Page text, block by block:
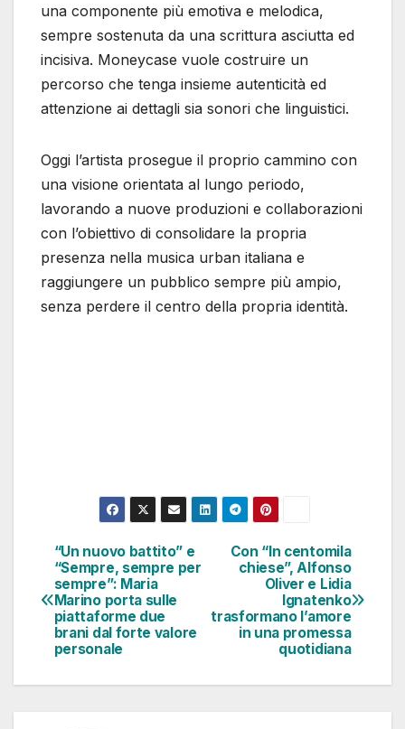
una componente più emotiva e melodica,
sempre sostenuta da una scrittura asciutta ed
incisiva. Moneycase vuole costruire un
percorso che tenga insieme autenticità ed
attenzione ai dettagli sia sonori che linguistici.
Oggi l’artista prosegue il proprio cammino con
una visione orientata al lungo periodo,
lavorando a nuove produzioni e collaborazioni
con l’obiettivo di consolidare la propria
presenza nella musica urban italiana e
raggiungere un pubblico sempre più ampio,
senza perdere il centro della propria identità.
Navigazione
articoli
Con “In centomila
chiese”, Alfonso
Oliver e Lidia
Ignatenko
trasformano l’amore
in una promessa
quotidiana
“Un nuovo battito” e
“Sempre, sempre per
sempre”: Maria
Marino porta sulle
piattaforme due
brani dal forte valore
personale